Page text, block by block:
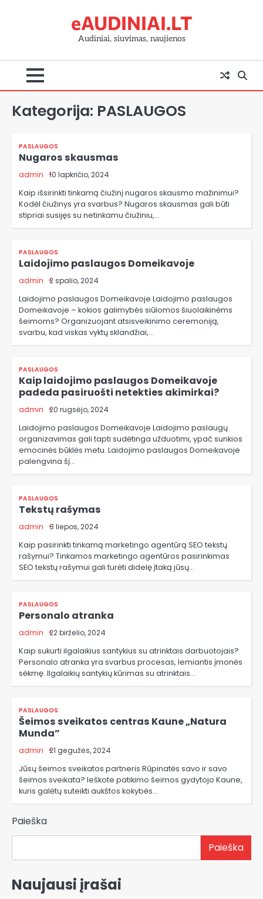
eAUDINIAI.LT
Audiniai, siuvimas, naujienos
Kategorija: PASLAUGOS
PASLAUGOS
Nugaros skausmas
admin 10 lapkričio, 2024
Kaip išsirinkti tinkamą čiužinį nugaros skausmo mažinimui?
Kodėl čiužinys yra svarbus? Nugaros skausmas gali būti
stipriai susijęs su netinkamu čiužiniu,…
PASLAUGOS
Laidojimo paslaugos Domeikavoje
admin 2 spalio, 2024
Laidojimo paslaugos Domeikavoje Laidojimo paslaugos
Domeikavoje – kokios galimybės siūlomos šiuolaikinėms
šeimoms? Organizuojant atsisveikinimo ceremoniją,
svarbu, kad viskas vyktų sklandžiai,…
PASLAUGOS
Kaip laidojimo paslaugos Domeikavoje
padeda pasiruošti netekties akimirkai?
admin 20 rugsėjo, 2024
Laidojimo paslaugos Domeikavoje Laidojimo paslaugų
organizavimas gali tapti sudėtinga užduotimi, ypač sunkios
emocinės būklės metu. Laidojimo paslaugos Domeikavoje
palengvina šį…
PASLAUGOS
Tekstų rašymas
admin 3 liepos, 2024
Kaip pasirinkti tinkamą marketingo agentūrą SEO tekstų
rašymui? Tinkamos marketingo agentūros pasirinkimas
SEO tekstų rašymui gali turėti didelę įtaką jūsų…
PASLAUGOS
Personalo atranka
admin 22 birželio, 2024
Kaip sukurti ilgalaikius santykius su atrinktais darbuotojais?
Personalo atranka yra svarbus procesas, lemiantis įmonės
sėkmę. Ilgalaikių santykių kūrimas su atrinktais…
PASLAUGOS
Šeimos sveikatos centras Kaune „Natura
Munda”
admin 21 gegužės, 2024
Jūsų šeimos sveikatos partneris Rūpinatės savo ir savo
šeimos sveikata? Ieškote patikimo šeimos gydytojo Kaune,
kuris galėtų suteikti aukštos kokybės…
Paieška
Paieška
Naujausi įrašai